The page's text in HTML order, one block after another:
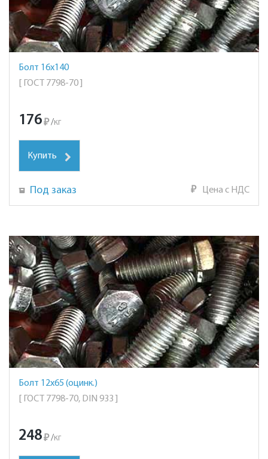
Болт 16х140
[ ГОСТ 7798-70 ]
176₽ /кг
Купить
Под заказ ₽ Цена с НДС
Болт 12х65 (оцинк.)
[ ГОСТ 7798-70, DIN 933 ]
248₽ /кг